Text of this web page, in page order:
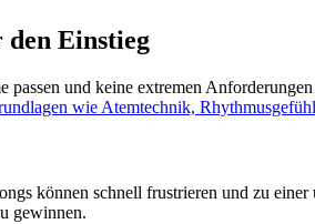
den Einstieg
passen und keine extremen
wie Atemtechnik,
können schnell frustrieren und zu einer
gewinnen.